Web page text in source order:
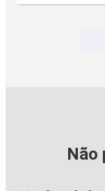
Não